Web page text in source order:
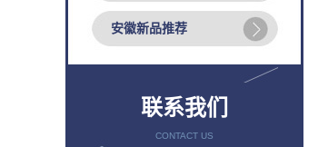
安徽新品推荐
联系我们
CONTACT US